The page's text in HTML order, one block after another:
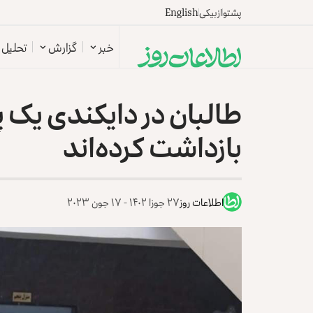
پشتوازبیکیEnglish
خبر گزارش تحلیل
طالبان در دایکندی
بازداشت کرده‌اند
اطلاعات روز۲۷ جوزا ۱۴۰۲ - ۱۷ جون ۲۰۲۳